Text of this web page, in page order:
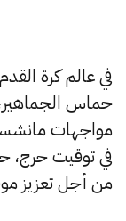
في عالم كرة
حماس الجماهير،
مواجهات
في توقيت حرج،
من أجل تعزيز